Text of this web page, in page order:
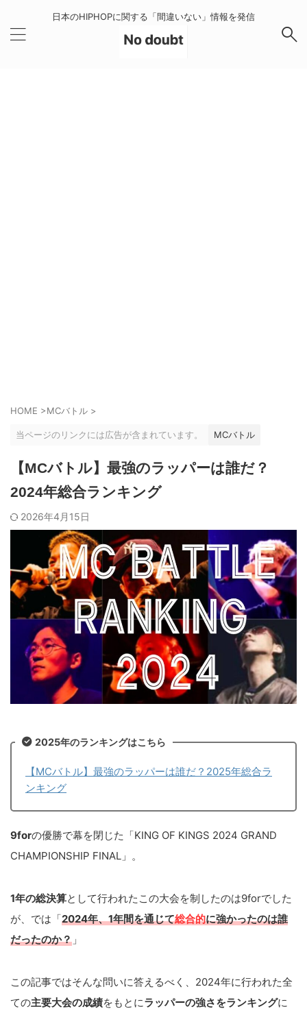
日本のHIPHOPに関する「間違いない」情報を発信
HOME >MCバトル >
当ページのリンクには広告が含まれています。 MCバトル
【MCバトル】最強のラッパーは誰だ？
2024年総合ランキング
2026年4月15日
2025年のランキングはこちら
【MCバトル】最強のラッパーは誰だ？2025年総合ラ
ンキング
9forの優勝で幕を閉じた「KING OF KINGS 2024 GRAND
CHAMPIONSHIP FINAL」。
1年の総決算として行われたこの大会を制したのは9forでした
が、では「2024年、1年間を通じて総合的に強かったのは誰
だったのか？ 」
この記事ではそんな問いに答えるべく、2024年に行われた全
ての主要大会の成績をもとにラッパーの強さをランキングに